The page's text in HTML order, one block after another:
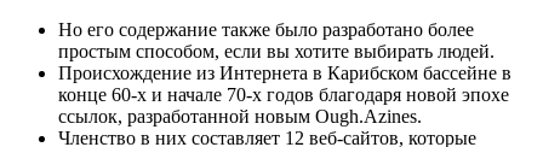
Но его содержание также было разработано более
простым способом, если вы хотите выбирать людей.
Происхождение из Интернета в Карибском бассейне в
конце 60-х и начале 70-х годов благодаря новой эпохе
ссылок, разработанной новым Ough.Azines.
Членство в них составляет 12 веб-сайтов, которые